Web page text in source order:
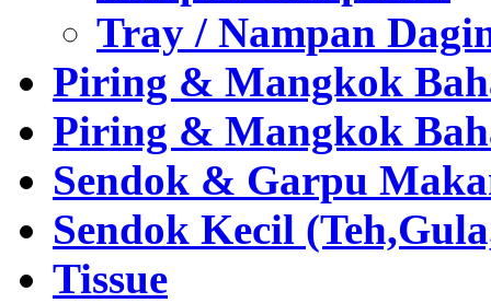
Tray / Nampan
Piring & Mangkok
Piring & Mangkok
Sendok & Garpu
Sendok Kecil
Tissue